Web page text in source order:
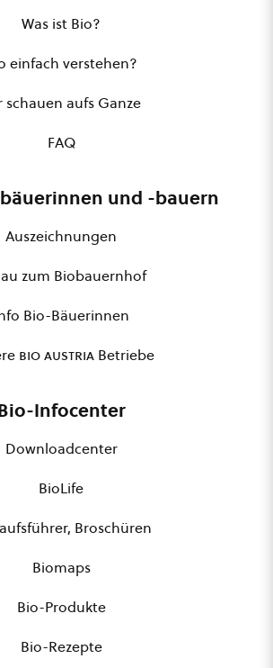
Was ist Bio?
einfach verstehen?
schauen aufs Ganze
FAQ
und -bauern
Auszeichnungen
zum Biobauernhof
Bio-Bäuerinnen
bio austria Betriebe
Infocenter
Downloadcenter
BioLife
Broschüren
Biomaps
Bio-Produkte
Bio-Rezepte